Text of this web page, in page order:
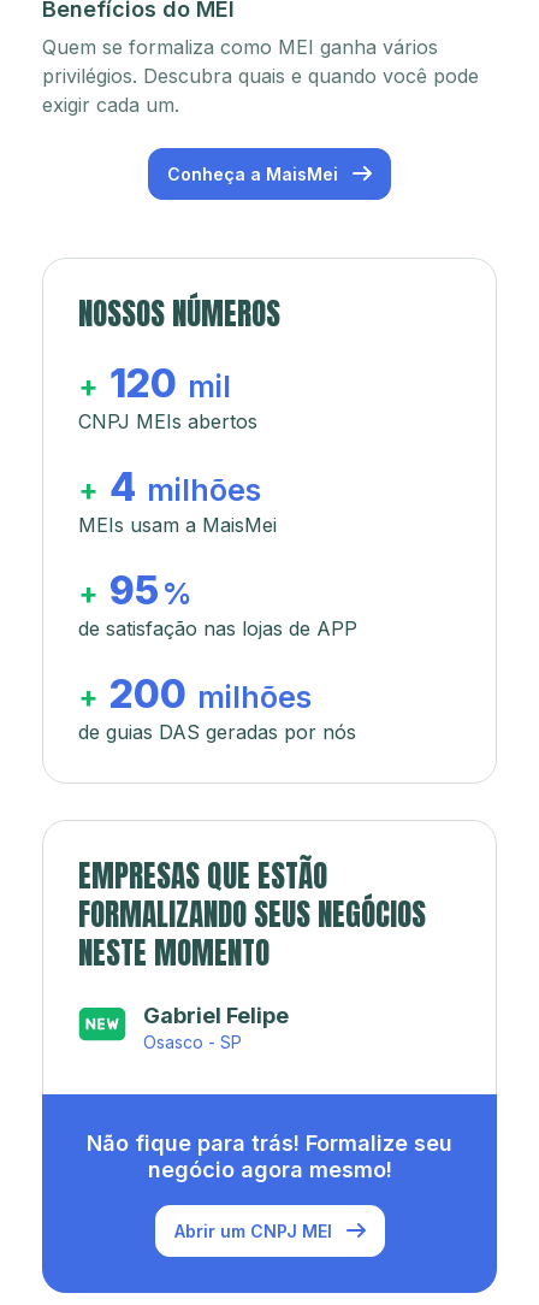
Benefícios do MEI
Quem se formaliza como MEI ganha vários
privilégios. Descubra quais e quando você pode
exigir cada um.
Conheça a MaisMei
NOSSOS NÚMEROS
+ 120 mil
CNPJ MEIs abertos
+ 4 milhões
MEIs usam a MaisMei
+ 95 %
de satisfação nas lojas de APP
+ 200 milhões
de guias DAS geradas por nós
EMPRESAS QUE ESTÃO
FORMALIZANDO SEUS NEGÓCIOS
NESTE MOMENTO
Japa’s açaí e sorveteria
Rio de Janeiro - RJ
Não fique para trás! Formalize seu
negócio agora mesmo!
Abrir um CNPJ MEI